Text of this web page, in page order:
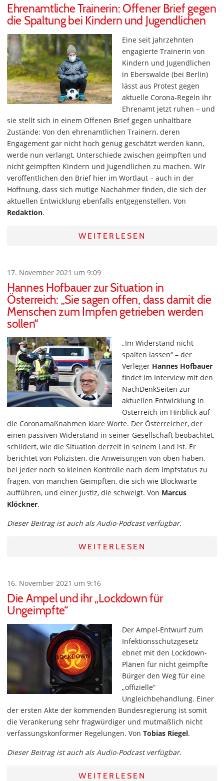
Ehrenamtliche Trainerin: Offener Brief gegen
die Spaltung bei Kindern und Jugendlichen
Eine seit Jahrzehnten
engagierte Trainerin von
Kindern und Jugendlichen
in Eberswalde (bei Berlin)
lässt aus Protest gegen
aktuelle Corona-Regeln ihr
Ehrenamt jetzt ruhen – und
sie stellt sich in einem Offenen Brief gegen unhaltbare
Zustände: Von den ehrenamtlichen Trainern, deren
Engagement gar nicht hoch genug geschätzt werden kann,
werde nun verlangt, Unterschiede zwischen geimpften und
nicht geimpften Kindern und Jugendlichen zu machen. Wir
veröffentlichen den Brief hier im Wortlaut – auch in der
Hoffnung, dass sich mutige Nachahmer finden, die sich der
aktuellen Entwicklung ebenfalls entgegenstellen. Von
Redaktion.
WEITERLESEN
17. November 2021 um 9:09
Hannes Hofbauer zur Situation in
Österreich: „Sie sagen offen, dass damit die
Menschen zum Impfen getrieben werden
sollen“
„Im Widerstand nicht
spalten lassen“ – der
Verleger Hannes Hofbauer
findet im Interview mit den
NachDenkSeiten zur
aktuellen Entwicklung in
Österreich im Hinblick auf
die Coronamaßnahmen klare Worte. Der Österreicher, der
einen passiven Widerstand in seiner Gesellschaft beobachtet,
schildert, wie die Situation derzeit in seinem Land ist. Er
berichtet von Polizisten, die Anweisungen von oben haben,
bei jeder noch so kleinen Kontrolle nach dem Impfstatus zu
fragen, von manchen Geimpften, die sich wie Blockwarte
aufführen, und einer Justiz, die schweigt. Von Marcus
Klöckner.
Dieser Beitrag ist auch als Audio-Podcast verfügbar.
WEITERLESEN
16. November 2021 um 9:16
Die Ampel und ihr „Lockdown für
Ungeimpfte“
Der Ampel-Entwurf zum
Infektionsschutzgesetz
ebnet mit den Lockdown-
Plänen für nicht geimpfte
Bürger den Weg für eine
„offizielle“
Ungleichbehandlung. Einer
der ersten Akte der kommenden Bundesregierung ist somit
die Verankerung sehr fragwürdiger und mutmaßlich nicht
verfassungskonformer Regelungen. Von Tobias Riegel.
Dieser Beitrag ist auch als Audio-Podcast verfügbar.
WEITERLESEN